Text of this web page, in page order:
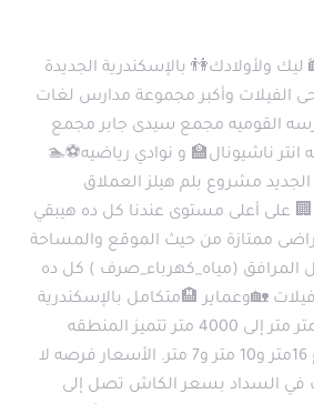
ولأولادك👫 بالإسكندرية الجديدة
حى الفيلات وأكبر مجموعة مدارس لغات
القوميه مجمع سيدى جابر مجمع
انتر ناشيونال🏫 و نوادي رياضيه⚽🏊
الجديد مشروع بلم هيلز العملاق
على أعلى مستوى عندنا كل ده هيبقي
ممتازة من حيث الموقع والمساحة
المرافق (مياه_كهرباء_صرف ) كل ده
🏡وعماير 🏨متكامل بالإسكندرية
مساحات تبداء من 200متر متر إلى 4000 متر تتميز المنطقه
باتساع شوارعها شوارع 16متر و10 متر و7 متر. الأسعار فرصه لا
السداد بسعر الكاش تصل إلى